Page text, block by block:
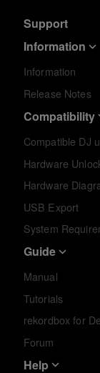
Support
Information
Information
Release Notes
Compatibility
Compatible DJ
Hardware
Hardware
USB Export
System
Guide
Manual
Tutorials
rekordbox for
Forum
Help